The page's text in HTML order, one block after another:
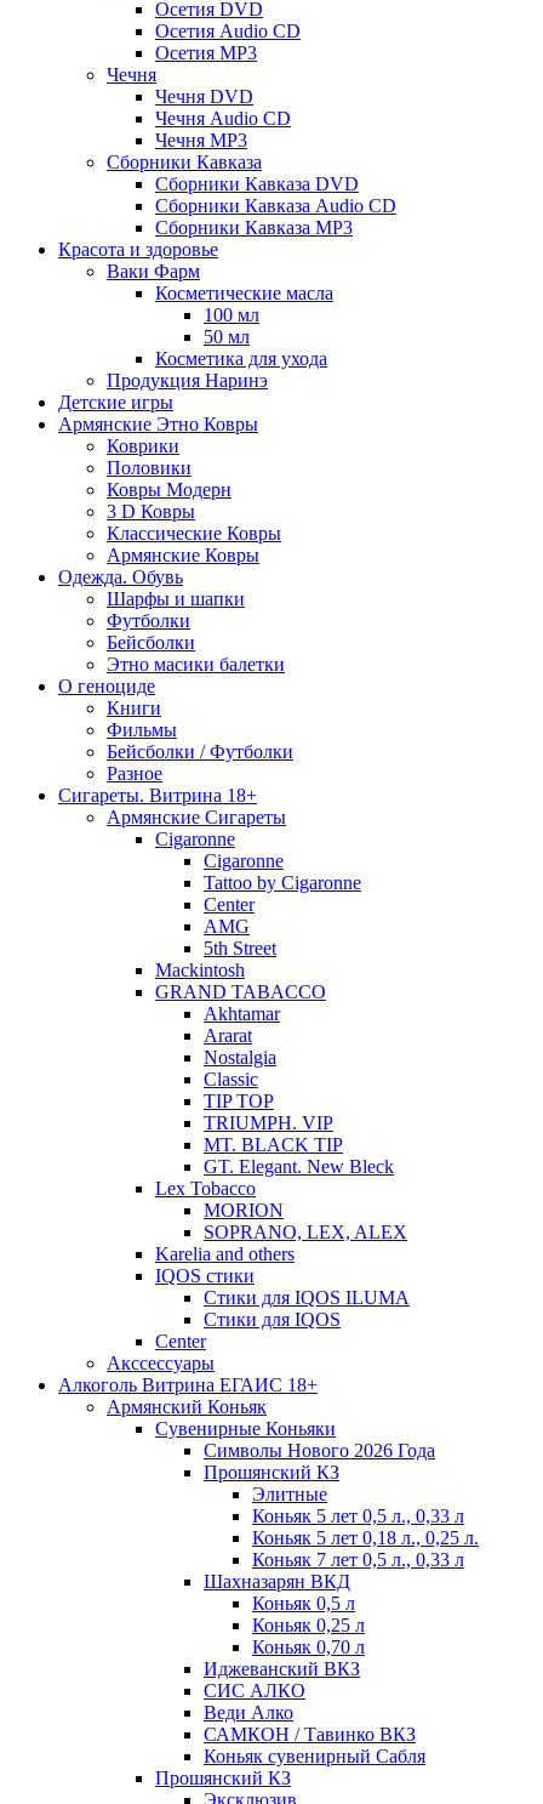
Осетия DVD
Осетия Audio CD
Осетия MP3
Чечня
Чечня DVD
Чечня Audio CD
Чечня MP3
Сборники Кавказа
Сборники Кавказа DVD
Сборники Кавказа Audio CD
Сборники Кавказа MP3
Красота и здоровье
Ваки Фарм
Косметические масла
100 мл
50 мл
Косметика для ухода
Продукция Наринэ
Детские игры
Армянские Этно Ковры
Коврики
Половики
Ковры Модерн
3 D Ковры
Классические Ковры
Армянские Ковры
Одежда. Обувь
Шарфы и шапки
Футболки
Бейсболки
Этно масики балетки
О геноциде
Книги
Фильмы
Бейсболки / Футболки
Разное
Сигареты. Витрина 18+
Армянские Сигареты
Cigaronne
Cigaronne
Tattoo by Cigaronne
Center
AMG
5th Street
Mackintosh
GRAND TABACCO
Akhtamar
Ararat
Nostalgia
Classic
TIP TOP
TRIUMPH. VIP
MT. BLACK TIP
GT. Elegant. New Bleck
Lex Tobacco
MORION
SOPRANO, LEX, ALEX
Karelia and others
IQOS стики
Стики для IQOS ILUMA
Стики для IQOS
Сenter
Акссессуары
Алкоголь Витрина ЕГАИС 18+
Армянский Коньяк
Сувенирные Коньяки
Символы Нового 2026 Года
Прошянский КЗ
Элитные
Коньяк 5 лет 0,5 л., 0,33 л
Коньяк 5 лет 0,18 л., 0,25 л.
Коньяк 7 лет 0,5 л., 0,33 л
Шахназарян ВКД
Коньяк 0,5 л
Коньяк 0,25 л
Коньяк 0,70 л
Иджеванский ВКЗ
СИС АЛКО
Веди Алко
САМКОН / Тавинко ВКЗ
Коньяк сувенирный Сабля
Прошянский КЗ
Эксклюзив